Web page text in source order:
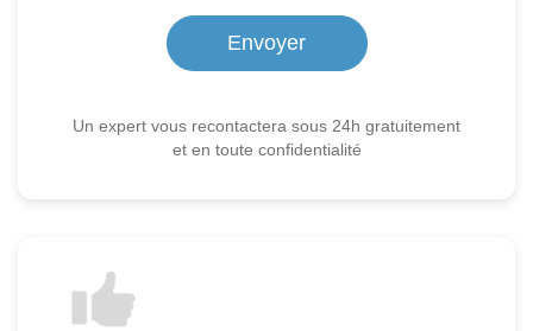
Un expert vous recontactera sous 24h gratuitement
et en toute confidentialité